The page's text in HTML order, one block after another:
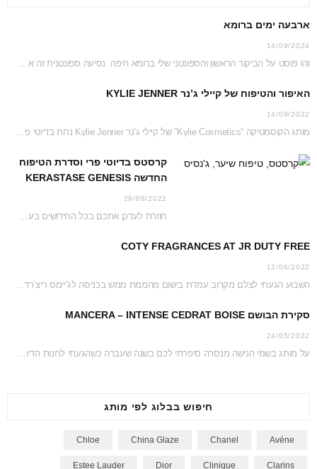
ארבעה ימים ברומא
14/09/2024
האיפור והטיפוח של קיילי ג’נר KYLIE JENNER
14/09/2022
קרסטס בדיוטי פרי וסדרת הטיפוח
החדשה KERASTASE GENESIS
29/08/2022
COTY FRAGRANCES AT JR DUTY FREE
12/06/2022
השבוע הגעתי לצלם מקרוב עמדת בישום מהממת ממש בכניסה לג’יימס ריצ’רדסון דיוטי פרי. כל העמדה…
סקירת הבושם MANCERA – INTENSE CEDRAT BOISE
24/05/2022
חיפוש בבלוג לפי מותג
Avéne
Chanel
China Glaze
Chloe
Clarins
Clinique
Dior
Estee Lauder